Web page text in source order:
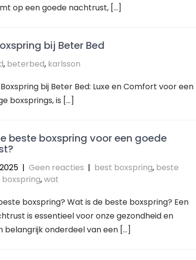
op een goede nachtrust, […]
bij Beter Bed
, beterbed, karlsson
bij Beter Bed: Luxe en Comfort voor een
boxsprings, is […]
beste boxspring voor een goede
| Geen reacties | best boxspring, beste
boxspring,wat
boxspring? Wat is de beste boxspring? Een
is essentieel voor onze gezondheid en
belangrijk onderdeel van een […]